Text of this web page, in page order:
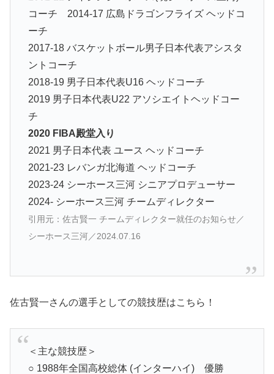
コーチ 2014-17 広島ドラゴンフライズ ヘッドコ
ーチ
2017-18 バスケットボール男子日本代表アシスタ
ントコーチ
2018-19 男子日本代表U16 ヘッドコーチ
2019 男子日本代表U22 アソシエイトヘッドコー
チ
2020 FIBA殿堂入り
2021 男子日本代表 ユース ヘッドコーチ
2021-23 レバンガ北海道 ヘッドコーチ
2023-24 シーホース三河 シニアプロデューサー
2024- シーホース三河 チームディレクター
引用元：佐古賢一 チームディレクター就任のお知らせ／
シーホース三河／2024.07.16
佐古賢一さんの選手としての競技歴はこちら！
＜主な競技歴＞
○ 1988年全国高校総体 (インターハイ) 優勝